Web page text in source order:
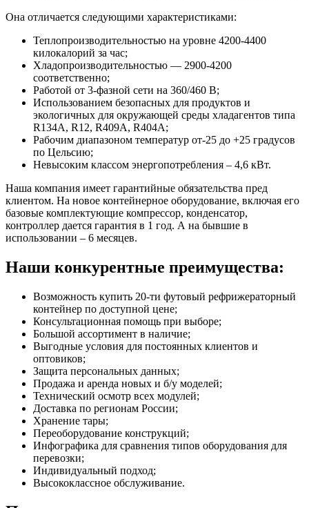
Она отличается следующими характеристиками:
Теплопроизводительностью на уровне 4200-4400
килокалорий за час;
Хладопроизводительностью — 2900-4200
соответственно;
Работой от 3-фазной сети на 360/460 B;
Использованием безопасных для продуктов и
экологичных для окружающей среды хладагентов типа
R134A, R12, R409A, R404A;
Рабочим диапазоном температур от-25 до +25 градусов
по Цельсию;
Невысоким классом энергопотребления – 4,6 кВт.
Наша компания имеет гарантийные обязательства пред
клиентом. На новое контейнерное оборудование, включая его
базовые комплектующие компрессор, конденсатор,
контроллер дается гарантия в 1 год. А на бывшие в
использовании – 6 месяцев.
Наши конкурентные преимущества:
Возможность купить 20-ти футовый рефрижераторный
контейнер по доступной цене;
Консультационная помощь при выборе;
Большой ассортимент в наличие;
Выгодные условия для постоянных клиентов и
оптовиков;
Защита персональных данных;
Продажа и аренда новых и б/у моделей;
Технический осмотр всех модулей;
Доставка по регионам России;
Хранение тары;
Переоборудование конструкций;
Инфографика для сравнения типов оборудования для
перевозки;
Индивидуальный подход;
Высококлассное обслуживание.